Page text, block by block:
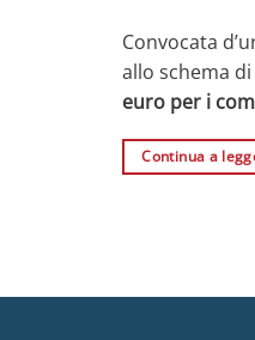
Convocata
allo schema di
euro per i
Continua a